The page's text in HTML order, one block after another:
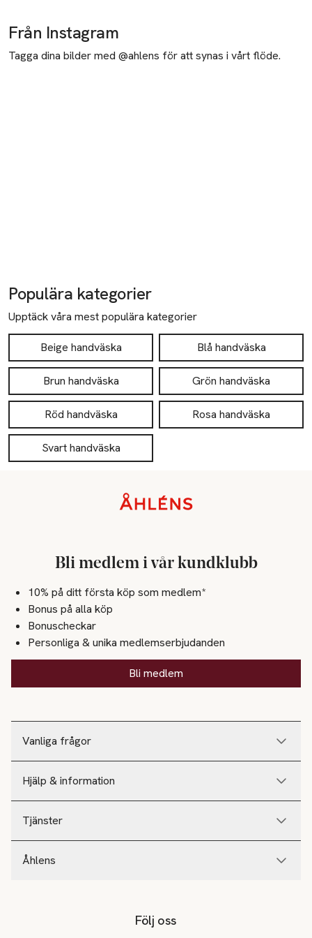
Från Instagram
Tagga dina bilder med @ahlens för att synas i vårt flöde.
Populära kategorier
Upptäck våra mest populära kategorier
Beige handväska Blå handväska
Brun handväska Grön handväska
Röd handväska Rosa handväska
Svart handväska
Vanliga frågor
Hjälp & information
Tjänster
Åhlens
Bli medlem i vår kundklubb
10% på ditt första köp som medlem*
Bonus på alla köp
Bonuscheckar
Personliga & unika medlemserbjudanden
Bli medlem
Följ oss